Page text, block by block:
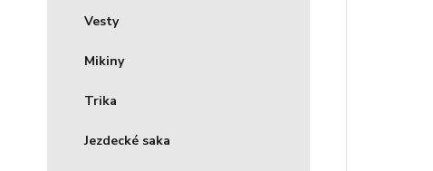
Vesty
Mikiny
Trika
Jezdecké saka